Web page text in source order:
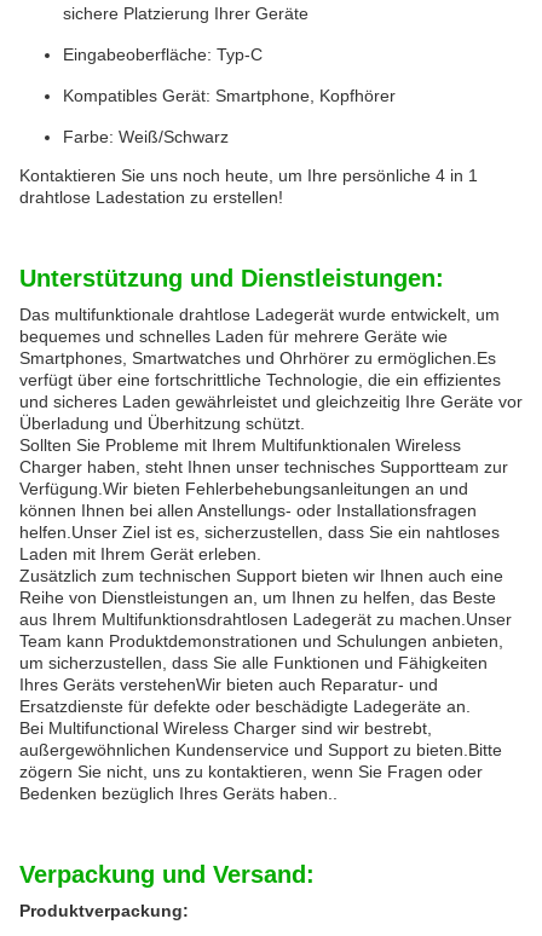
sichere Platzierung Ihrer Geräte
Eingabeoberfläche: Typ-C
Kompatibles Gerät: Smartphone, Kopfhörer
Farbe: Weiß/Schwarz
Kontaktieren Sie uns noch heute, um Ihre persönliche 4 in 1
drahtlose Ladestation zu erstellen!
Unterstützung und Dienstleistungen:
Das multifunktionale drahtlose Ladegerät wurde entwickelt, um
bequemes und schnelles Laden für mehrere Geräte wie
Smartphones, Smartwatches und Ohrhörer zu ermöglichen.Es
verfügt über eine fortschrittliche Technologie, die ein effizientes
und sicheres Laden gewährleistet und gleichzeitig Ihre Geräte vor
Überladung und Überhitzung schützt.
Sollten Sie Probleme mit Ihrem Multifunktionalen Wireless
Charger haben, steht Ihnen unser technisches Supportteam zur
Verfügung.Wir bieten Fehlerbehebungsanleitungen an und
können Ihnen bei allen Anstellungs- oder Installationsfragen
helfen.Unser Ziel ist es, sicherzustellen, dass Sie ein nahtloses
Laden mit Ihrem Gerät erleben.
Zusätzlich zum technischen Support bieten wir Ihnen auch eine
Reihe von Dienstleistungen an, um Ihnen zu helfen, das Beste
aus Ihrem Multifunktionsdrahtlosen Ladegerät zu machen.Unser
Team kann Produktdemonstrationen und Schulungen anbieten,
um sicherzustellen, dass Sie alle Funktionen und Fähigkeiten
Ihres Geräts verstehenWir bieten auch Reparatur- und
Ersatzdienste für defekte oder beschädigte Ladegeräte an.
Bei Multifunctional Wireless Charger sind wir bestrebt,
außergewöhnlichen Kundenservice und Support zu bieten.Bitte
zögern Sie nicht, uns zu kontaktieren, wenn Sie Fragen oder
Bedenken bezüglich Ihres Geräts haben..
Verpackung und Versand:
Produktverpackung: